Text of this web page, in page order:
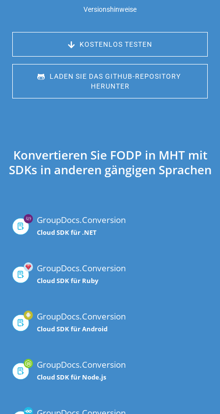
Versionshinweise
KOSTENLOS TESTEN
LADEN SIE DAS GITHUB-REPOSITORY
HERUNTER
Konvertieren Sie FODP in MHT mit
SDKs in anderen gängigen Sprachen
GroupDocs.Conversion
Cloud SDK für .NET
GroupDocs.Conversion
Cloud SDK für Ruby
GroupDocs.Conversion
Cloud SDK für Android
GroupDocs.Conversion
Cloud SDK für Node.js